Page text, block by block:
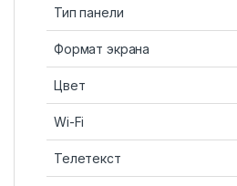
Тип панели
Формат экрана
Цвет
Wi-Fi
Телетекст